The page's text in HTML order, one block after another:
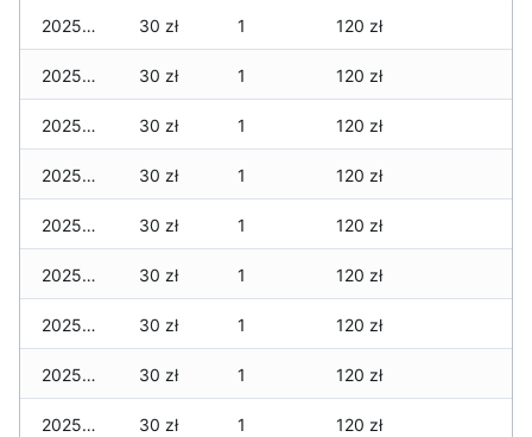
2025-12-08 30 zł 1 120 zł
2025-12-07 30 zł 1 120 zł
2025-12-06 30 zł 1 120 zł
2025-12-05 30 zł 1 120 zł
2025-12-04 30 zł 1 120 zł
2025-12-03 30 zł 1 120 zł
2025-12-02 30 zł 1 120 zł
2025-12-01 30 zł 1 120 zł
2025-11-30 30 zł 1 120 zł